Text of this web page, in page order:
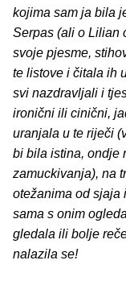
kojima sam ja bila
Serpas (ali o Lilian
svoje pjesme,
te listove i čitala ih
svi nazdravljali i
ironični ili cinični,
uranjala u te riječi
bi bila istina, ondje
zamuckivanja), na
otežanima od sjaja
sama s onim
gledala ili bolje
nalazila se!